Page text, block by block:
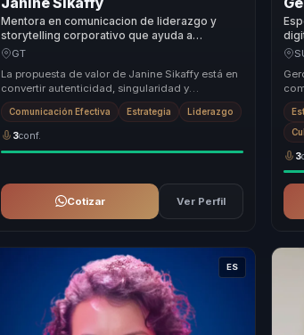
Mentora en comunicacion de liderazgo y
storytelling corporativo que ayuda a
profesionales a convertir autenticidad en
GT
La propuesta de valor de Janine Sikaffy está en
convertir autenticidad, singularidad y
diferenciación profesional en una ventaja
competit...
Comunicación Efectiva Estrategia Liderazgo
3conf.
Cotizar Ver Perfil
3
ES